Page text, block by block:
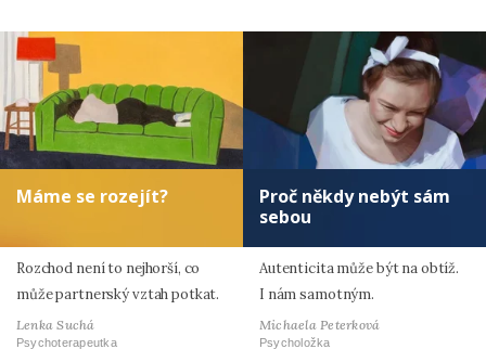
Máme se rozejít?
Rozchod není to nejhorší, co
může partnerský vztah potkat.
Lenka Suchá
Psychoterapeutka
Proč někdy nebýt sám
sebou
Autenticita může být na obtíž.
I nám samotným.
Michaela Peterková
Psycholožka